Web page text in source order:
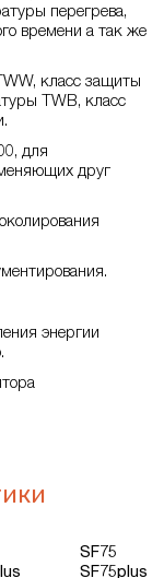
перегрева,
времени а так же
класс защиты
TWB, класс
для
друг
энергии
SF75
SF75plus